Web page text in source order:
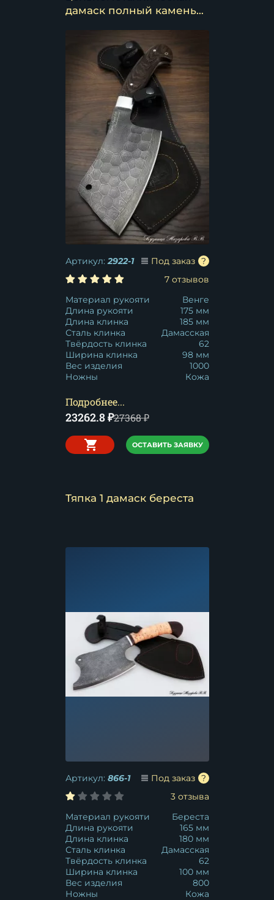
дамаск полный камень
Артикул:2922-1
Под заказ
7 отзывов
Материал рукояти
Венге
Длина рукояти
175 мм
Длина клинка
185 мм
Сталь клинка
Дамасская
Твёрдость клинка
62
Ширина клинка
98 мм
Вес изделия
1000
Ножны
Кожа
Подробнее...
23262.8₽27368₽
ОСТАВИТЬ ЗАЯВКУ
Тяпка 1 дамаск береста
Артикул: 866-1
Под заказ
3 отзыва
Материал рукояти
Береста
Длина рукояти
165 мм
Длина клинка
180 мм
Сталь клинка
Дамасская
Твёрдость клинка
62
Ширина клинка
100 мм
Вес изделия
800
Ножны
Кожа